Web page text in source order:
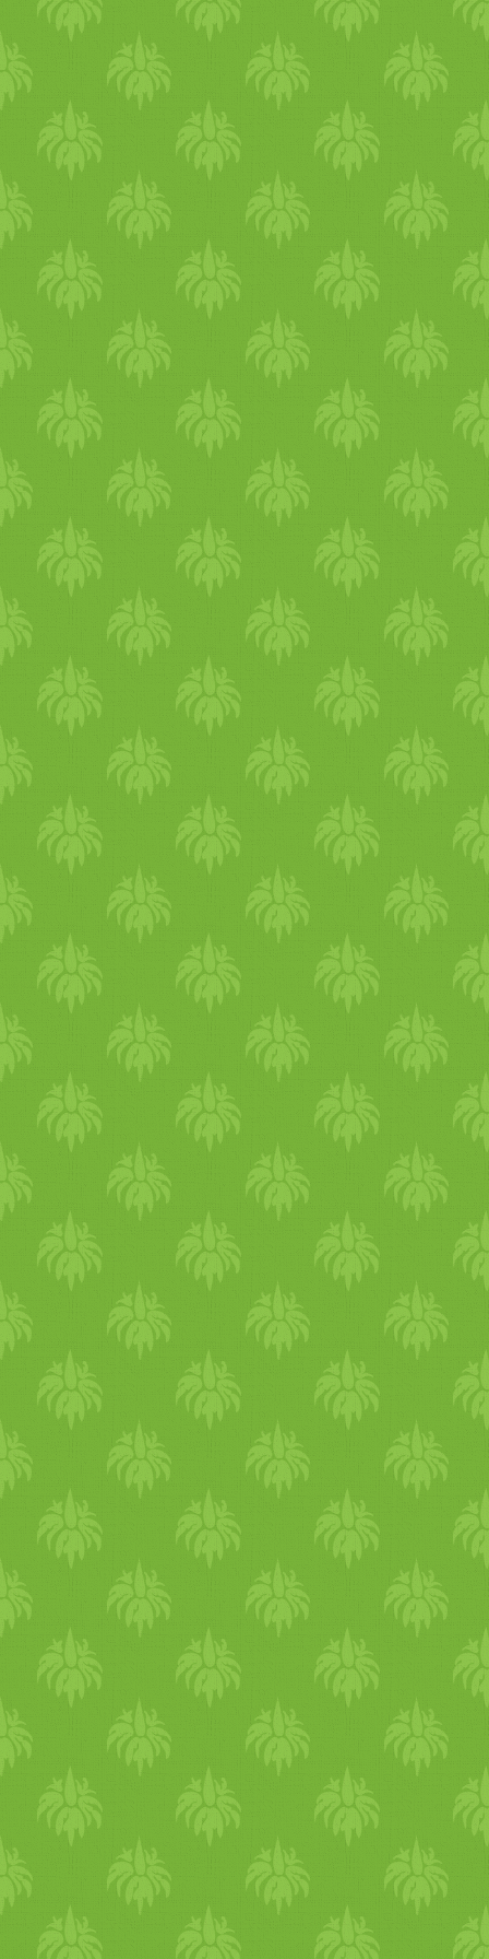
tök legyalulva vagy
- Sűrű növényi tej vagy
tejszín - kapok - fokhagyma
- só vagy ételízesítő
- étkezési keményítő A
gombapörkölthöz - kb fél
gomba - hagyma
- fokhagyma - fűszerpaprika
- vegan joghurt/­­tejföl
(opcionális) - só vagy
ételízesítő Elkészítés: A
tököt legyaluljuk, majd kevés
vízen némi sóval vagy
ételízesítővel feltesszük főni.
A kaprot kisebb szálakra
tépkedjük vagy vágjuk,
beletesszük, hogy főzés
közben átjárja az íze.
gerezd fokhagymát
majd felaprítunk és
hozzákeverjük a tökhöz. 2-3
evőkanálnyi étkezési
keményítőt csomómentesre
kikeverünk hideg tejjel vagy
tejszínnel. Amikor a tök
megpuhult, megpárolódott,
hozzákeverjük, egyet forr és
kész is a finom tökfőzelék.
gombapörkölthöz a hagymát
megpucoljuk, megmossuk és
felkockázzuk. Egy lábosban
kevés vízen üvegesre
pároljuk. A megmosott,
paradicsomszeleteket és
füstölttofu szeleteket
felváltva. Sütőpapírral bélelt
tepsibe fektetjük őket. Ha
szaftosabban ennénk, pár
csepp olíva olajat tehetünk
rájuk, de ha zsiradékmentes
táplálkozást folytatunk, ezt el
is hagyhatjuk. 200 fokos
sütőben kb 15percig sütjük.
Sütőből kivéve szórhatunk rá
friss vagy szárított
bazsalikom levelet.